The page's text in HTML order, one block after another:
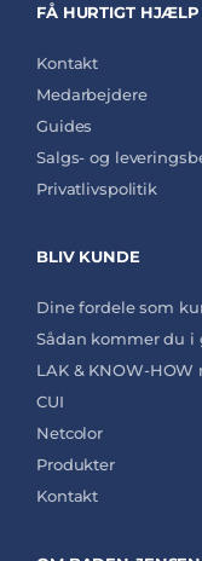
FÅ HURTIGT HJÆLP
Kontakt
Medarbejdere
Guides
Salgs- og
Privatlivspolitik
BLIV KUNDE
Dine fordele som
Sådan kommer du i
LAK & KNOW-
CUI
Netcolor
Produkter
Kontakt